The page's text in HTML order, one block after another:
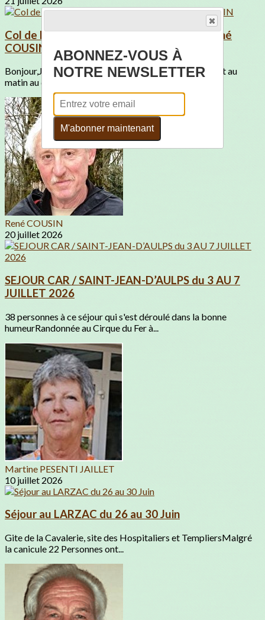
Col de France le vendredi 24 juillet avec René
COUSIN
Bonjour,Je propose une randonnée le vendredi 24 juillet au
matin au départ du Col de France.Une...
René COUSIN
20 juillet 2026
SEJOUR CAR / SAINT-JEAN-D’AULPS du 3 AU 7
JUILLET 2026
38 personnes à ce séjour qui s'est déroulé dans la bonne
humeurRandonnée au Cirque du Fer à...
Martine PESENTI JAILLET
10 juillet 2026
Séjour au LARZAC du 26 au 30 Juin
Gite de la Cavalerie, site des Hospitaliers et TempliersMalgré
la canicule 22 Personnes ont...
ABONNEZ-VOUS À
NOTRE NEWSLETTER
M'abonner maintenant